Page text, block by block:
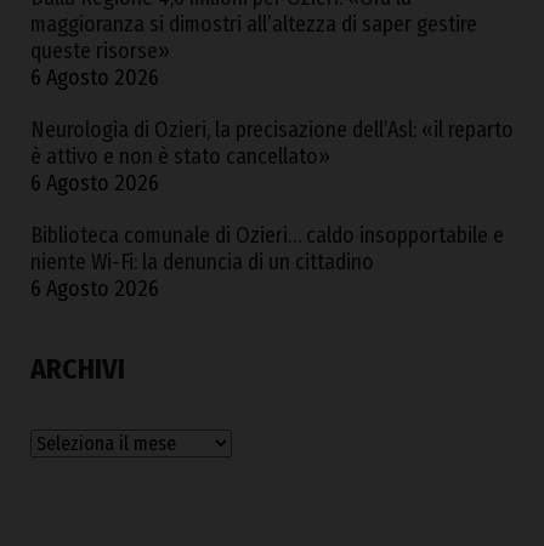
maggioranza si dimostri all’altezza di saper gestire
queste risorse»
6 Agosto 2026
Neurologia di Ozieri, la precisazione dell’Asl: «il reparto
è attivo e non è stato cancellato»
6 Agosto 2026
Biblioteca comunale di Ozieri… caldo insopportabile e
niente Wi-Fi: la denuncia di un cittadino
6 Agosto 2026
ARCHIVI
Archivi